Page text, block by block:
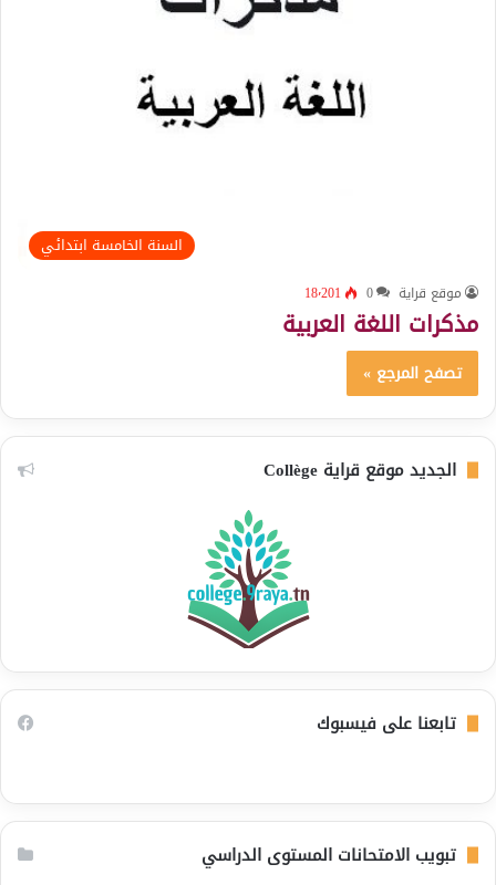
السنة الخامسة ابتدائي
موقع قراية 0 18٬201
مذكرات اللغة العربية
تصفح المرجع »
الجديد موقع قراية Collège
تابعنا على فيسبوك
تبويب الامتحانات المستوى الدراسي